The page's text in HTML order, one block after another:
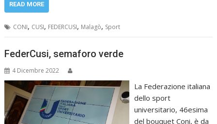
READ MORE
CONI, CUSI, FEDERCUSI, Malagò, Sport
FederCusi, semaforo verde
4 Dicembre 2022
La Federazione italiana
dello sport
universitario, 46esima
del bouquet Coni, è da